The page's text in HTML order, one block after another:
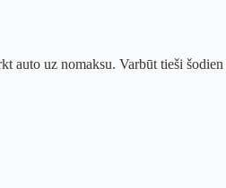
auto uz nomaksu. Varbūt tieši